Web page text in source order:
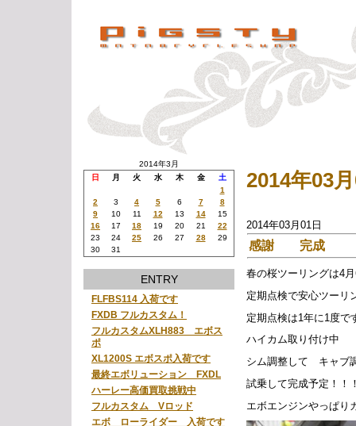
2014年3月
日
月 火 水 木 金
土
1
2
3 4 5 6 7
8
9
10 11 12 13 14
15
16
17 18 19 20 21
22
23
24 25 26 27 28
29
30
31
ENTRY
FLFBS114 入荷です
FXDB フルカスタム！
フルカスタムXLH883 エボス
ポ
XL1200S エボスポ入荷です
最終エボリューション FXDL
ハーレー高価買取挑戦中
フルカスタム Vロッド
エボ ローライダー 入荷です
2014年03
2014年03月01日
感謝 完成
春の桜ツーリングは4
定期点検で安心ツーリ
定期点検は1年に1度で
ハイカム取り付け中
シム調整して キャ
試乗して完成予定！！
エボエンジンやっぱり